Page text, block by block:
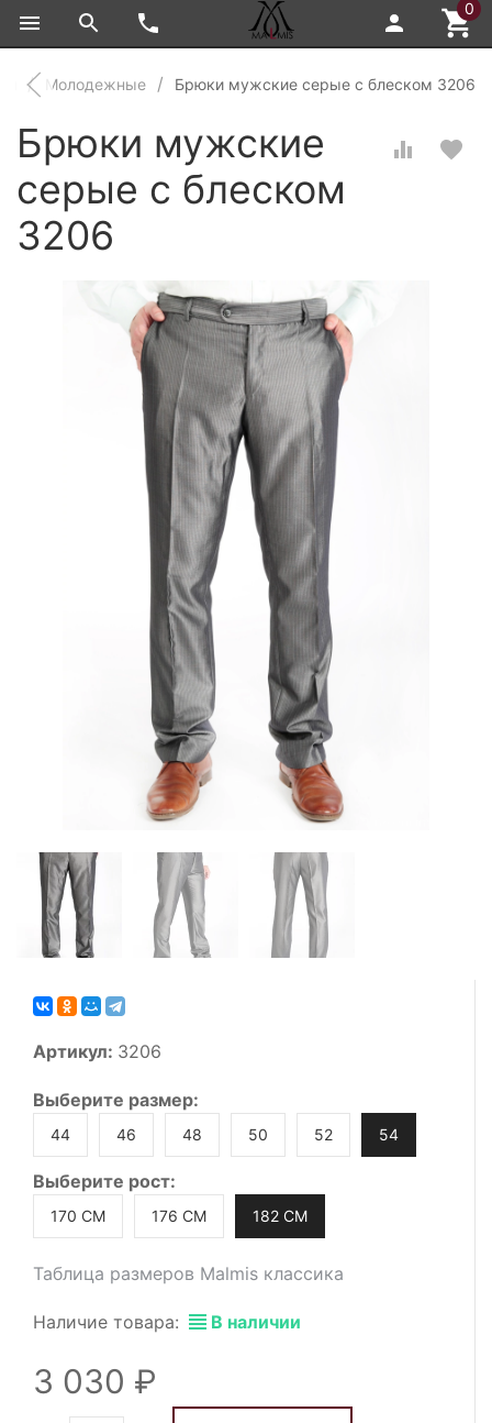
0
Молодежные Брюки мужские серые с блеском 3206
Брюки мужские
серые с блеском
3206
Артикул: 3206
Выберите размер:
44 46 48 50 52 54
Выберите рост:
170 СМ 176 СМ 182 СМ
Таблица размеров Malmis классика
Наличие товара: В наличии
3 030